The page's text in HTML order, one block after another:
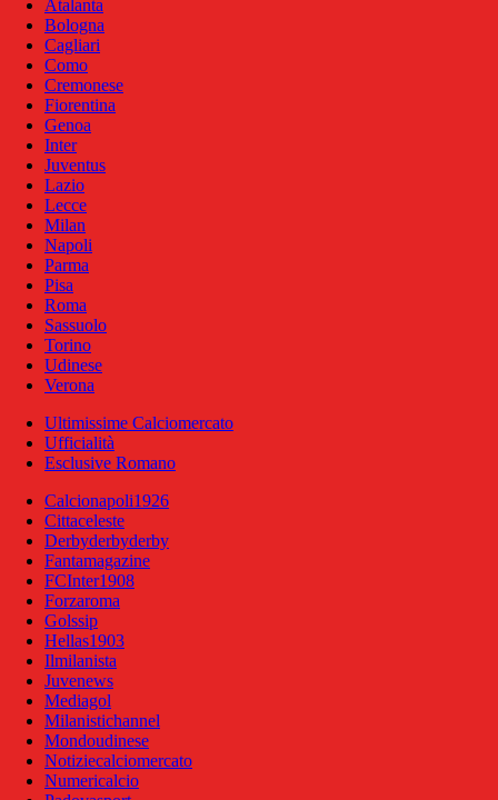
Atalanta
Bologna
Cagliari
Como
Cremonese
Fiorentina
Genoa
Inter
Juventus
Lazio
Lecce
Milan
Napoli
Parma
Pisa
Roma
Sassuolo
Torino
Udinese
Verona
Ultimissime Calciomercato
Ufficialità
Esclusive Romano
Calcionapoli1926
Cittaceleste
Derbyderbyderby
Fantamagazine
FCInter1908
Forzaroma
Golssip
Hellas1903
Ilmilanista
Juvenews
Mediagol
Milanistichannel
Mondoudinese
Notiziecalciomercato
Numericalcio